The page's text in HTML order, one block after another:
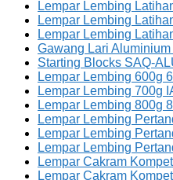
Lempar Lembing
Lempar Lembing
Lempar Lembing
Gawang Lari
Starting Blocks SAQ-
Lempar Lembing 600g
Lempar Lembing 700g
Lempar Lembing 800g
Lempar Lembing
Lempar Lembing
Lempar Lembing
Lempar Cakram
Lempar Cakram